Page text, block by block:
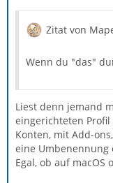
Zitat von
Wenn du "das"
Liest denn jemand
eingerichteten
Konten, mit Add-
eine Umbenennung
Egal, ob auf macOS